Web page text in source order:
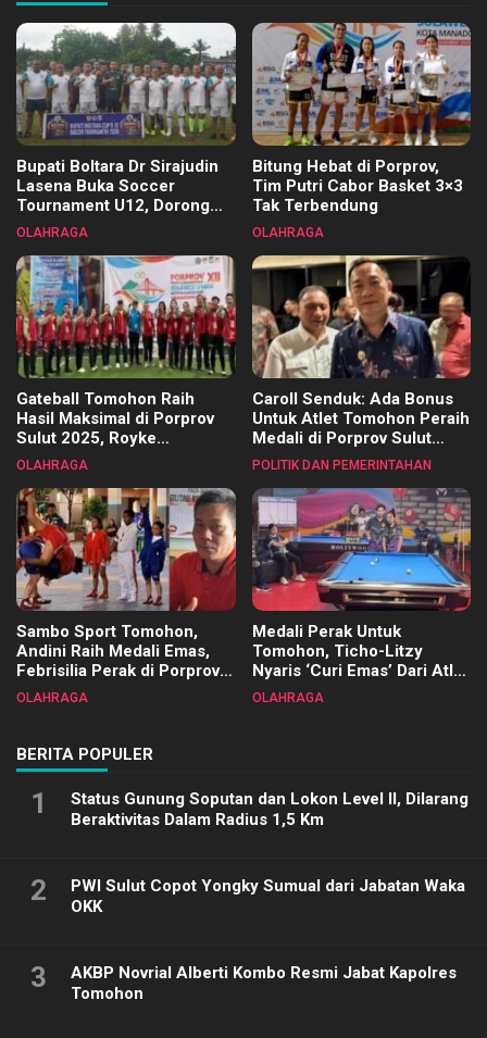
Bupati Boltara Dr Sirajudin
Lasena Buka Soccer
Tournament U12, Dorong
Pembinaan Merata di Setiap
OLAHRAGA
Bitung Hebat di Porprov,
Tim Putri Cabor Basket 3×3
Tak Terbendung
OLAHRAGA
Gateball Tomohon Raih
Hasil Maksimal di Porprov
Sulut 2025, Royke
Tangkawarouw Ucapkan
OLAHRAGA
Caroll Senduk: Ada Bonus
Untuk Atlet Tomohon Peraih
Medali di Porprov Sulut
2025
POLITIK DAN PEMERINTAHAN
Sambo Sport Tomohon,
Andini Raih Medali Emas,
Febrisilia Perak di Porprov
Sulut 2025
OLAHRAGA
Medali Perak Untuk
Tomohon, Ticho-Litzy
Nyaris ‘Curi Emas’ Dari Atlet
Biliar PON di Porprov Sulut
OLAHRAGA
BERITA POPULER
1
Status Gunung Soputan dan Lokon Level II, Dilarang
Beraktivitas Dalam Radius 1,5 Km
2
PWI Sulut Copot Yongky Sumual dari Jabatan Waka
OKK
3
AKBP Novrial Alberti Kombo Resmi Jabat Kapolres
Tomohon